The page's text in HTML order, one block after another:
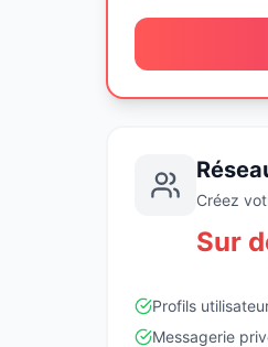
Créez
Sur
Profils
Messagerie